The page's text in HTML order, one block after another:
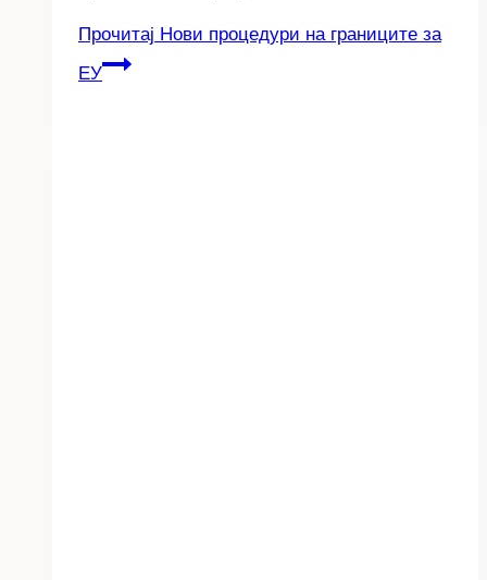
Прочитај Нови процедури на границите за
ЕУ